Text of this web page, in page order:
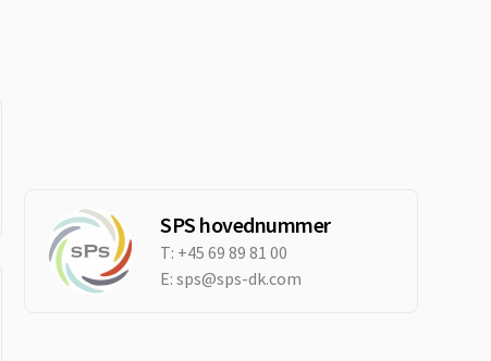
SPS hovednummer
T: +45 69 89 81 00
E: sps@sps-dk.com